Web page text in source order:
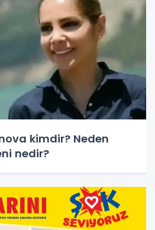
kimdir? Neden
nedir?